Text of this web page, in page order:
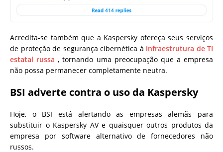
Acredita-se também que a Kaspersky ofereça seus serviços
de proteção de segurança cibernética à infraestrutura de TI
estatal russa , tornando uma preocupação que a empresa
não possa permanecer completamente neutra.
BSI adverte contra o uso da Kaspersky
Hoje, o BSI está alertando as empresas alemãs para
substituir o Kaspersky AV e quaisquer outros produtos da
empresa por software alternativo de fornecedores não
russos.